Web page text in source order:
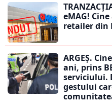
eMAG!
retailer din
ARGEȘ.
ani, prins
serviciului.
gestului